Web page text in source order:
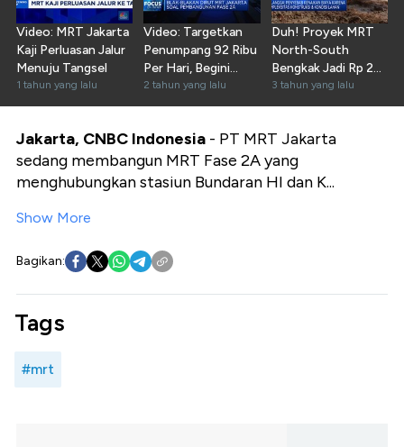
Video: MRT Jakarta
Kaji Perluasan Jalur
Menuju Tangsel
1 tahun yang lalu
Video: Targetkan
Penumpang 92 Ribu
Per Hari, Begini
Strategi Bos MRT
2 tahun yang lalu
Duh! Proyek MRT
North-South
Bengkak Jadi Rp 26
T
3 tahun yang lalu
Jakarta, CNBC Indonesia - PT MRT Jakarta
sedang membangun MRT Fase 2A yang
menghubungkan stasiun Bundaran HI dan K...
Show More
Bagikan:
Tags
#mrt